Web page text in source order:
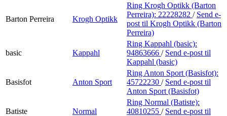
Barton Perreira Krogh Optikk
Ring Krogh Optikk (Barton
Perreira): 22228282 / Send e-
post til Krogh Optikk (Barton
Perreira)
basic Kappahl
Ring Kappahl (basic):
94863666 / Send e-post til
Kappahl (basic)
Basisfot Anton Sport
Ring Anton Sport (Basisfot):
45722230 / Send e-post til
Anton Sport (Basisfot)
Batiste Normal
Ring Normal (Batiste):
40810255 / Send e-post til